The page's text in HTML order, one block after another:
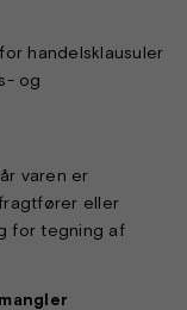
handelsklausuler
og
varen er
eller
for tegning af